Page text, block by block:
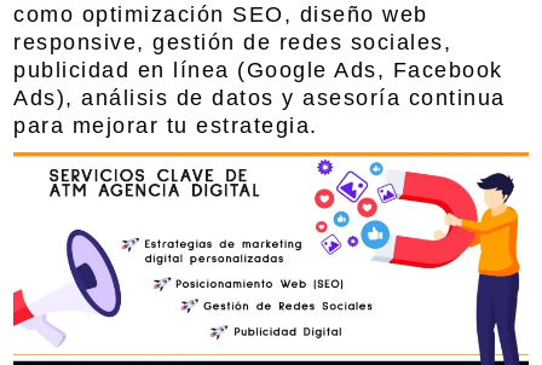
como optimización SEO, diseño web
responsive, gestión de redes sociales,
publicidad en línea (Google Ads, Facebook
Ads), análisis de datos y asesoría continua
para mejorar tu estrategia.